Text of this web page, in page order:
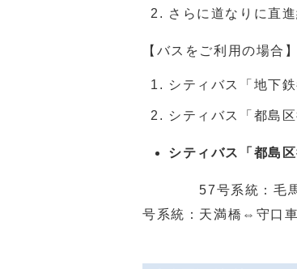
さらに道なりに直
【バスをご利用の場合】
シティバス「地下
シティバス「都島
シティバス「都島
57号系統：毛馬中
号系統：天満橋⇔守口